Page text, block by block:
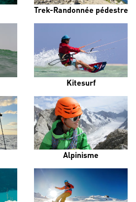
Trek-Randonnée pédestre
Kitesurf
Alpinisme